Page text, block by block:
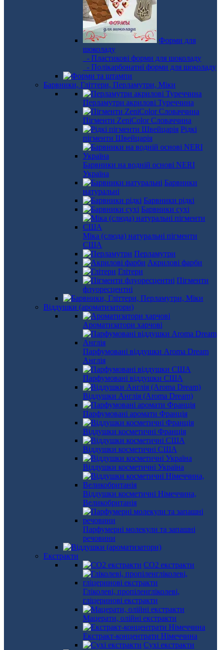
Форми для
шоколаду
- Пластикові форми для шоколаду
- Полікарбонатні форми для шоколаду
Барвники, Гліттери, Перламутри, Міки
Перламутри акрилові Туреччина
Пігменти ZeniColor Словаччина
Рідкі
пігменти Швейцарія
Барвники на водній основі NERI
Україна
Барвники
натуральні
Барвники рідкі
Барвники сухі
Міка (слюда) натуральні пігменти
США
Перламутри
Акрилові фарби
Глітери
Пігменти
флуоресцентні
Віддушки (ароматизатори)
Ароматизатори харчові
Парфумовані віддушки Aroma Dream
Англія
Парфумовані віддушки США
Віддушки Англія (Aroma Dream)
Парфумовані аромати Франція
Віддушки косметичні Франція
Віддушки косметичні США
Віддушки косметичні Україна
Віддушки косметичні Німеччина,
Великобританія
Парфумерні молекули та запашні
речовини
Екстракти
СО2 екстракти
Гліколеві, пропіленгліколеві,
гліцеринові екстракти
Мацерати, олійні екстракти
Екстракт-концентрати Німеччина
Сухі екстракти